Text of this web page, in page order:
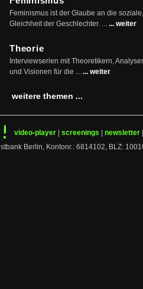
Feminismus ist der Glaube an die
Gleichheit der Geschlechter. ... ... weiter
Theorie
Interviewserien mit Theoretikern,
und Visionen für die ... ... weiter
weitere themen ...
video-player screenings newsletter
Berlin, Kontonr.: 6814102, BLZ: